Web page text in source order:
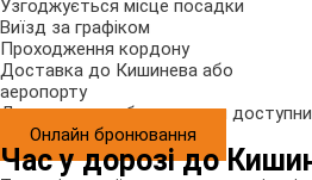
Узгоджується місце посадки
Виїзд за графіком
Проходження кордону
Доставка до Кишинева або
аеропорту
Для швидкого бронювання
Онлайн бронювання
Час у дорозі до